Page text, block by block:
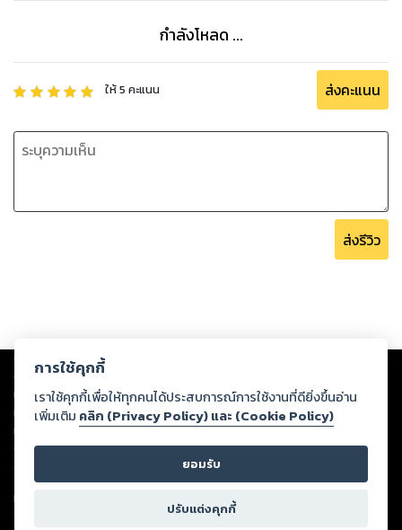
กำลังโหลด ...
ให้5 คะแนน ส่งคะแนน
ส่งรีวิว
Copyright © 2026
ต่อผลงานหรือเนื้อหาใดที่อัปโหลดผ่านเว็บไซต์และปรากฏว่าละเมิดสิทธิใน
ทรัพย์สินทางปัญญาของบุคคลอื่นหรือขัดต่อกฎหมายและศีลธรรม ดังนั้น ผู้อ่าน
ทุกท่านโปรดใช้วิจารณญาณในการกลั่นกรองด้วยตนเอง และหากท่านพบว่าส่วน
หนึ่งส่วนใดขัดต่อกฎหมายและศีลธรรม กรุณาแจ้งมายังบริษัท เพื่อทีมงานจะได้
ดำเนินการในทันที ทั้งนี้ ทางสตอรี่ล็อกขอสงวนลิขสิทธิ์ตามพระราชบัญญัติ
ลิขสิทธิ์ พ.ศ. 2537 (ฉบับล่าสุด)
For support: member@ookbee.com
Version
การใช้คุกกี้
เราใช้คุกกี้เพื่อให้ทุกคนได้ประสบการณ์การใช้งานที่ดียิ่งขึ้นอ่าน
เพิ่มเติม คลิก (Privacy Policy) และ (Cookie Policy)
ยอมรับ
ปรับแต่งคุกกี้